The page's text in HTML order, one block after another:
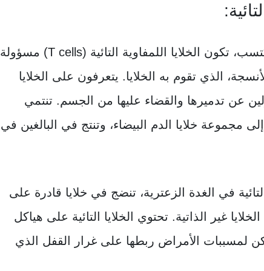
في الجهاز المناعي المكتسب، تكون الخلايا اللمفاوية التائية (T cells) مسؤولة
الذي تقوم به الخلايا. يتعرفون على الخلايا
عن تدميرها والقضاء عليها من الجسم. تنتمي
إلى مجموعة خلايا الدم البيضاء، وتنتج في البالغين في
في الغدة الزعترية، تنضج في خلايا قادرة على
غير الذاتية. تحتوي الخلايا التائية على هياكل
لمسببات الأمراض ربطها على غرار القفل الذي